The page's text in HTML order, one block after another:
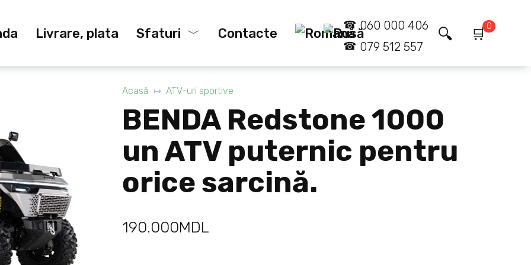
Livrare, plata Sfaturi Contacte
060 000 406
079 512 557
0
Acasă ATV-uri sportive
BENDA Redstone 1000
un ATV puternic pentru
orice sarcină.
190.000MDL